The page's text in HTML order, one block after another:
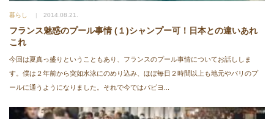
暮らし 2014.08.21.
フランス魅惑のプール事情 (１)シャンプー可！日本との違いあれ
これ
今回は夏真っ盛りということもあり、フランスのプール事情についてお話ししま
す。僕は２年前から突如水泳にのめり込み、ほぼ毎日２時間以上も地元やパリのプ
ールに通うようになりました。それで今ではパピヨ...